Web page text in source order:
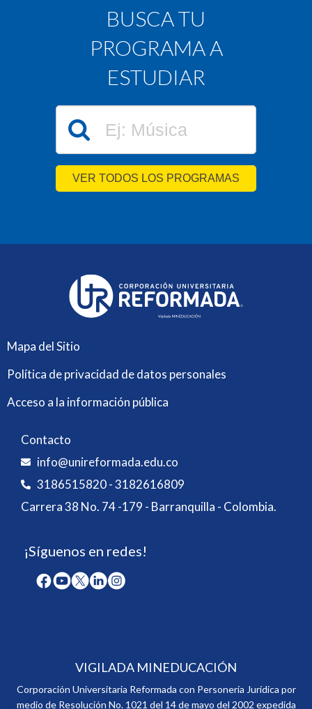
BUSCA TU
PROGRAMA A
ESTUDIAR
VER TODOS LOS PROGRAMAS
Mapa del Sitio
Política de privacidad de datos personales
Acceso a la información pública
Contacto
info@unireformada.edu.co
3186515820 - 3182616809
Carrera 38 No. 74 -179 - Barranquilla - Colombia.
¡Síguenos en redes!
VIGILADA MINEDUCACIÓN
Corporación Universitaria Reformada con Personería Jurídica por
medio de Resolución No. 1021 del 14 de mayo del 2002 expedida